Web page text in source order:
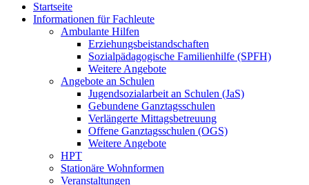
Startseite
Informationen für Fachleute
Ambulante Hilfen
Erziehungsbeistandschaften
Sozialpädagogische Familienhilfe (SPFH)
Weitere Angebote
Angebote an Schulen
Jugendsozialarbeit an Schulen (JaS)
Gebundene Ganztagsschulen
Verlängerte Mittagsbetreuung
Offene Ganztagsschulen (OGS)
Weitere Angebote
HPT
Stationäre Wohnformen
Veranstaltungen